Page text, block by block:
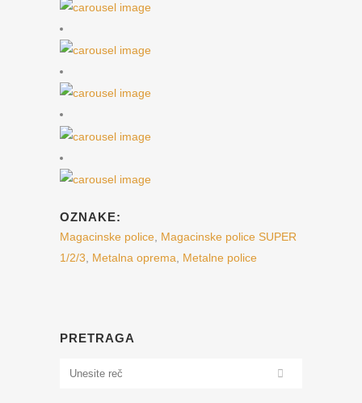
OZNAKE:
Magacinske police Magacinske police SUPER
1/2/3
Metalna oprema Metalne police
PRETRAGA